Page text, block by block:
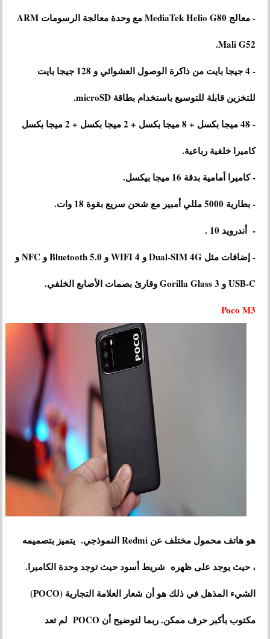
- معالج MediaTek Helio G80 مع وحدة معالجة الرسومات ARM
Mali G52.
- 4 جيجا بايت من ذاكرة الوصول العشوائي و 128 جيجا بايت
للتخزين قابلة للتوسيع باستخدام بطاقة microSD.
- 48 ميجا بكسل + 8 ميجا بكسل + 2 ميجا بكسل + 2 ميجا بكسل
كاميرا خلفية رباعية.
- كاميرا أمامية بدقة 16 ميجا بيكسل.
- بطارية 5000 مللي أمبير مع شحن سريع بقوة 18 وات.
- أندرويد 10 .
- إضافات مثل Dual-SIM 4G و WIFI 4 و Bluetooth 5.0 و NFC و
USB-C و Gorilla Glass 3 وقارئ بصمات الأصابع الخلفي.
Poco M3
هو هاتف محمول مختلف عن Redmi النموذجي. يتميز بتصميمه
، حيث يوجد على ظهره شريط أسود حيث توجد وحدة الكاميرا.
الشيء المذهل في ذلك هو أن شعار العلامة التجارية (POCO)
مكتوب بأكبر حرف ممكن. ربما لتوضيح أن POCO لم تعد